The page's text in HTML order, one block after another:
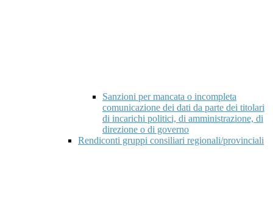
Sanzioni per mancata o incompleta
comunicazione dei dati da parte dei titolari
di incarichi politici, di amministrazione, di
direzione o di governo
Rendiconti gruppi consiliari regionali/provinciali